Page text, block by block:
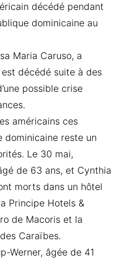
décédé pendant
dominicaine au
Maria Caruso, a
décédé suite à des
possible crise
américains ces
dominicaine reste un
Le 30 mai,
de 63 ans, et Cynthia
morts dans un hôtel
Principe Hotels &
de Macoris et la
Caraïbes.
Werner, âgée de 41